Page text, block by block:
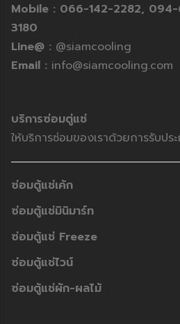
Mobile : 066-142-2282, 094-
3180
Line@ : @siamcooling
Email : info@siamcooling.com
บริการซ่อมตู่แช่
ให้บริการซ่อมของเราด้วยการรับป
ซ่อมตู้แช่เค้ก
ซ่อมตู้แช่มินิมาร์ท
ซ่อมตู้แช่ Freeze
ซ่อมตู้แช่ไวน์
ซ่อมตู้แช่ผัก-ผลไม้